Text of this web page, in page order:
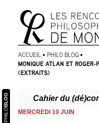
Aller
au
menu
Aller au
contenu
ACCUEIL • PHILO BLOG •
MONIQUE ATLAN ET ROGER-
(EXTRAITS)
Cahier du
MERCREDI 10 JUIN
PHILO
BLOG